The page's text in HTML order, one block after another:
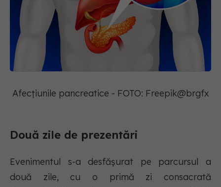
Afecțiunile pancreatice - FOTO: Freepik@brgfx
Două zile de prezentări
Evenimentul s-a desfășurat pe parcursul a
două zile, cu o primă zi consacrată